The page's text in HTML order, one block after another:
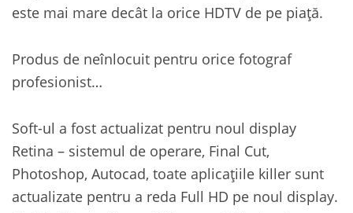
este mai mare decât la orice HDTV de pe piață.
Produs de neînlocuit pentru orice fotograf
profesionist…
Soft-ul a fost actualizat pentru noul display
Retina – sistemul de operare, Final Cut,
Photoshop, Autocad, toate aplicațiile killer sunt
actualizate pentru a reda Full HD pe noul display.